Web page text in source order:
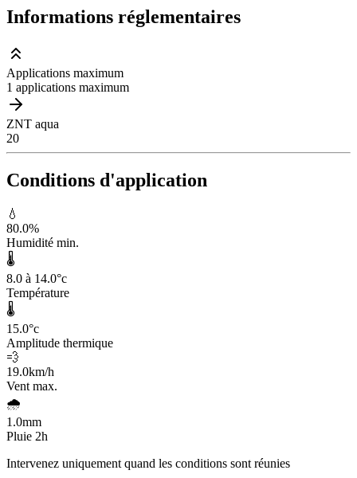
Informations réglementaires
Applications maximum
1 applications maximum
ZNT aqua
20
Conditions d'application
💧
80.0%
Humidité min.
🌡️
8.0 à 14.0°c
Température
🌡️
15.0°c
Amplitude thermique
💨
19.0km/h
Vent max.
🌧️
1.0mm
Pluie 2h
Intervenez uniquement quand les conditions sont réunies